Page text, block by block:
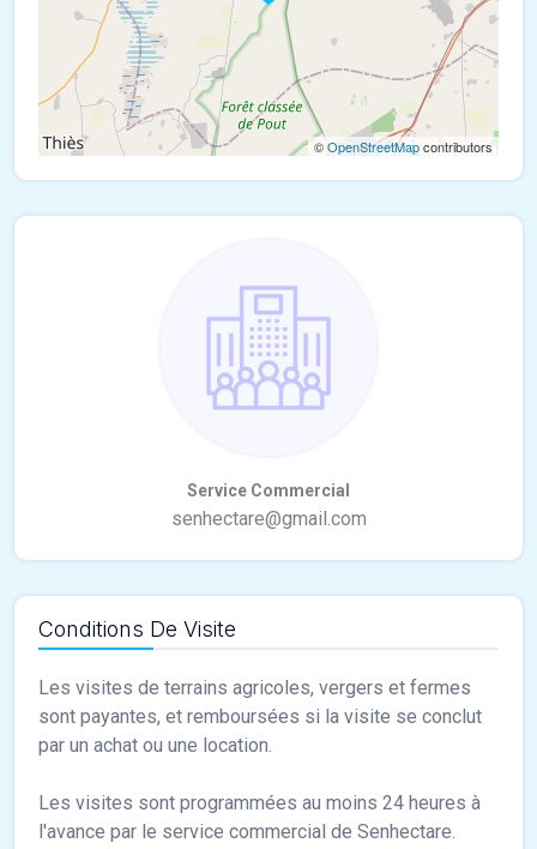
©OpenStreetMapcontributors
Conditions De Visite
Les visites de terrains agricoles, vergers et fermes
sont payantes, et remboursées si la visite se conclut
par un achat ou une location.
Les visites sont programmées au moins 24 heures à
l'avance par le service commercial de Senhectare.